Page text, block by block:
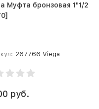
Муфта бронзовая 1"1/2
267766 Viega
руб.